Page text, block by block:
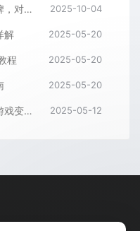
棋牌游戏辅助开发制作—透视控牌，对局胜率调节源码解析与逻辑全流程 2025-10-04
解 2025-05-20
程 2025-05-20
2025-05-20
微信小程序炸金花外挂：从运气游戏变成逻辑游戏 2025-05-12